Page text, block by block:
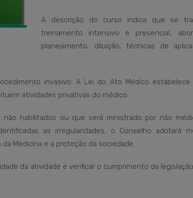
A descrição do curso indica que se
treinamento intensivo e presencial,
planejamento, diluição, técnicas de
invasivo. A Lei do Ato Médico
atividades privativas do médico.
habilitados ou que será ministrado por não
as irregularidades, o Conselho adotará
Medicina e a proteção da sociedade.
da atividade e verificar o cumprimento da